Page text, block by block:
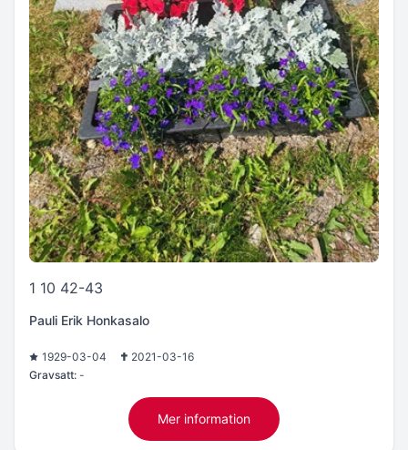
1 10 42-43
Pauli Erik Honkasalo
1929-03-04
2021-03-16
Gravsatt: -
Mer information